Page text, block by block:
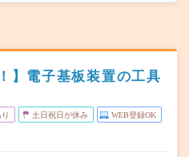
】電子基板装置の工具
土日祝日が休み WEB登録OK